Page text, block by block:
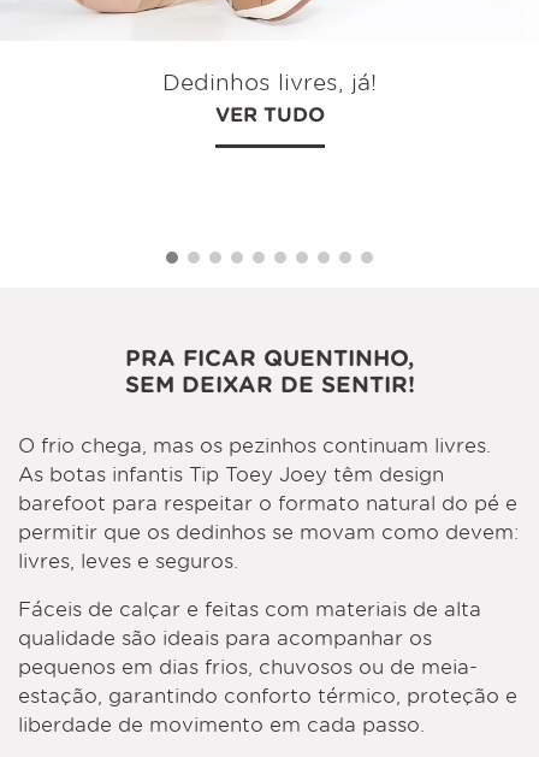
Dedinhos livres, já!
VER TUDO
PRA FICAR QUENTINHO,
SEM DEIXAR DE SENTIR!
O frio chega, mas os pezinhos continuam livres.
As botas infantis Tip Toey Joey têm design
barefoot para respeitar o formato natural do pé e
permitir que os dedinhos se movam como devem:
livres, leves e seguros.
Fáceis de calçar e feitas com materiais de alta
qualidade são ideais para acompanhar os
pequenos em dias frios, chuvosos ou de meia-
estação, garantindo conforto térmico, proteção e
liberdade de movimento em cada passo.